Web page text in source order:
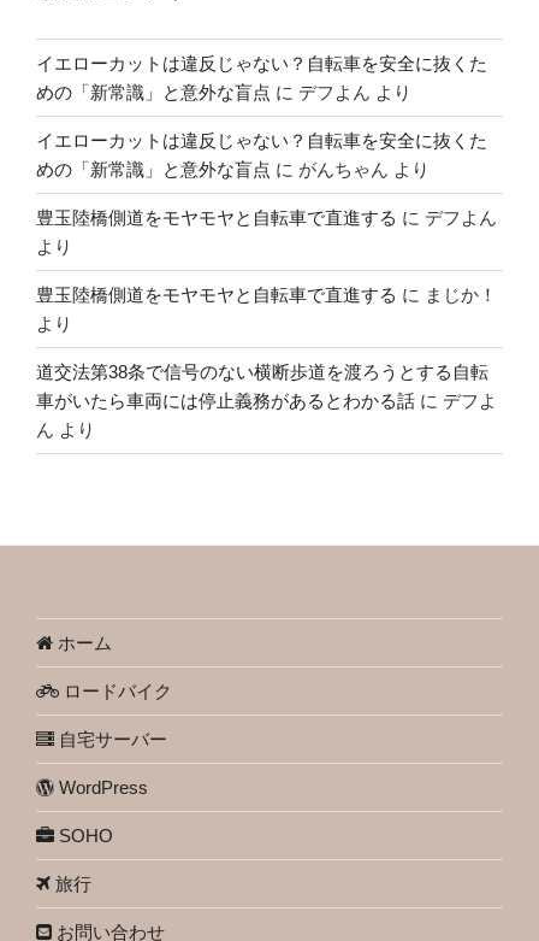
イエローカットは違反じゃない？自転車を安全に抜くた
めの「新常識」と意外な盲点 に デフよん より
イエローカットは違反じゃない？自転車を安全に抜くた
めの「新常識」と意外な盲点 に がんちゃん より
豊玉陸橋側道をモヤモヤと自転車で直進する に デフよん
より
豊玉陸橋側道をモヤモヤと自転車で直進する に まじか！
より
道交法第38条で信号のない横断歩道を渡ろうとする自転
車がいたら車両には停止義務があるとわかる話 に デフよ
ん より
ホーム
ロードバイク
自宅サーバー
WordPress
SOHO
旅行
お問い合わせ